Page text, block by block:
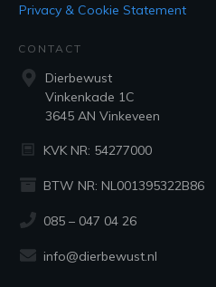
Privacy & Cookie Statement
CONTACT
Dierbewust
Vinkenkade 1C
3645 AN Vinkeveen
KVK NR: 54277000
BTW NR: NL001395322B86
085 – 047 04 26
info@dierbewust.nl